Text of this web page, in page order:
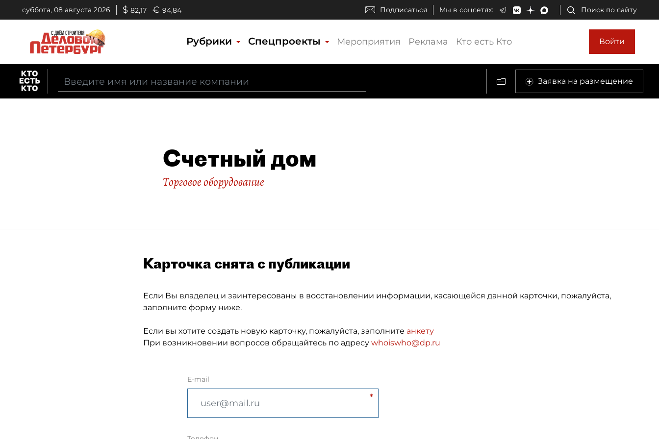
суббота, 08 августа 2026 $ 82,17 € 94,84 Подписаться Мы в соцсетях: Поиск по сайту
Рубрики Спецпроекты Мероприятия Реклама Кто есть Кто Войти
Заявка на размещение
Счетный дом
Торговое оборудование
Карточка снята с публикации
Если Вы владелец и заинтересованы в восстановлении информации, касающейся данной карточки, пожалуйста,
заполните форму ниже.
Если вы хотите создать новую карточку, пожалуйста, заполните анкету
При возникновении вопросов обращайтесь по адресу whoiswho@dp.ru
E-mail